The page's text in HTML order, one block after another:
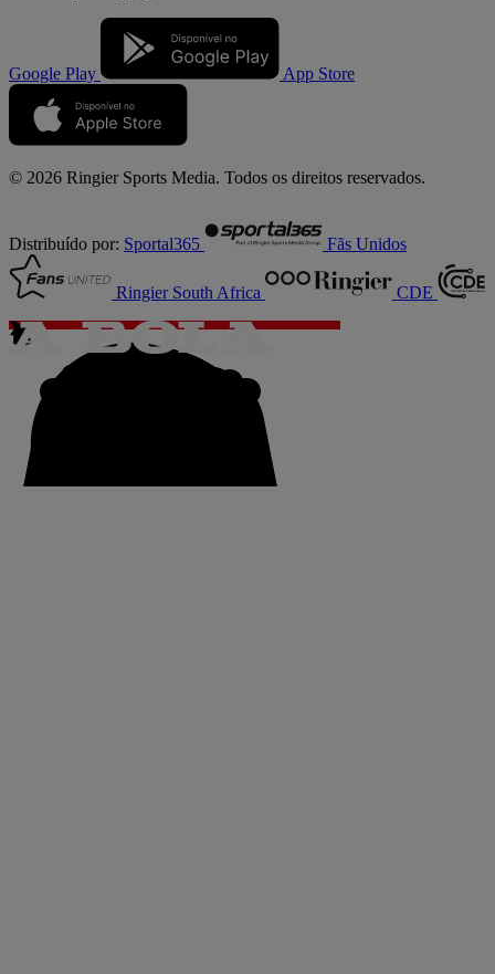
Google Play App Store
© 2026 Ringier Sports Media. Todos os direitos reservados.
Distribuído por: Sportal365 Fãs Unidos
Ringier South Africa CDE